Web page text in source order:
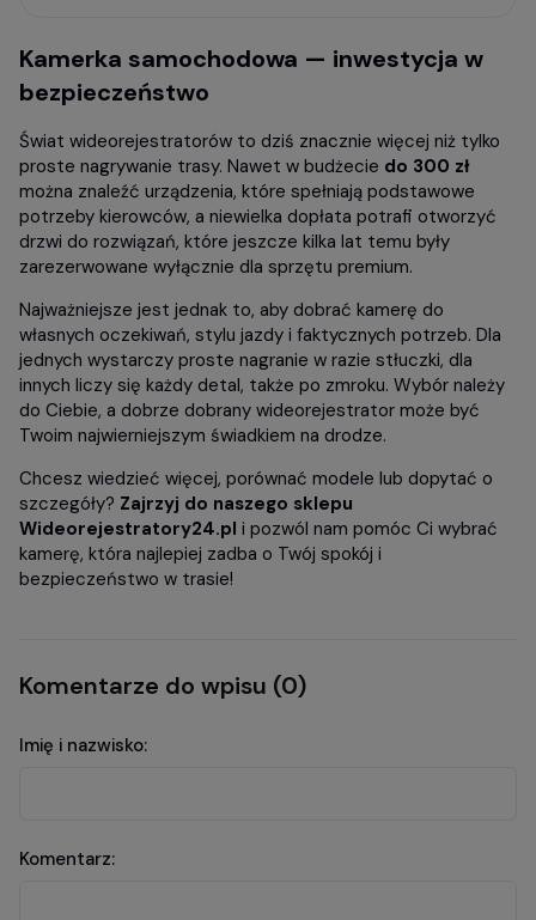
Kamerka samochodowa — inwestycja w
bezpieczeństwo
Świat wideorejestratorów to dziś znacznie więcej niż tylko
proste nagrywanie trasy. Nawet w budżecie do 300 zł
można znaleźć urządzenia, które spełniają podstawowe
potrzeby kierowców, a niewielka dopłata potrafi otworzyć
drzwi do rozwiązań, które jeszcze kilka lat temu były
zarezerwowane wyłącznie dla sprzętu premium.
Najważniejsze jest jednak to, aby dobrać kamerę do
własnych oczekiwań, stylu jazdy i faktycznych potrzeb. Dla
jednych wystarczy proste nagranie w razie stłuczki, dla
innych liczy się każdy detal, także po zmroku. Wybór należy
do Ciebie, a dobrze dobrany wideorejestrator może być
Twoim najwierniejszym świadkiem na drodze.
Chcesz wiedzieć więcej, porównać modele lub dopytać o
szczegóły? Zajrzyj do naszego sklepu
Wideorejestratory24.pl i pozwól nam pomóc Ci wybrać
kamerę, która najlepiej zadba o Twój spokój i
bezpieczeństwo w trasie!
Komentarze do wpisu (0)
Imię i nazwisko:
Komentarz: